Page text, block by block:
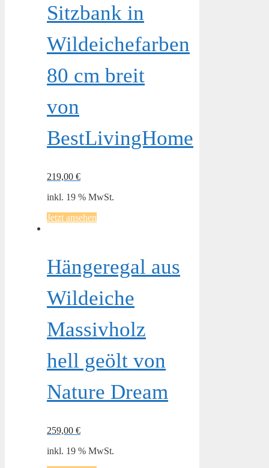
Sitzbank in
Wildeichefarben
80 cm breit
von
BestLivingHome
219,00 €
inkl. 19 % MwSt.
Jetzt ansehen
Hängeregal aus
Wildeiche
Massivholz
hell geölt von
Nature Dream
259,00 €
inkl. 19 % MwSt.